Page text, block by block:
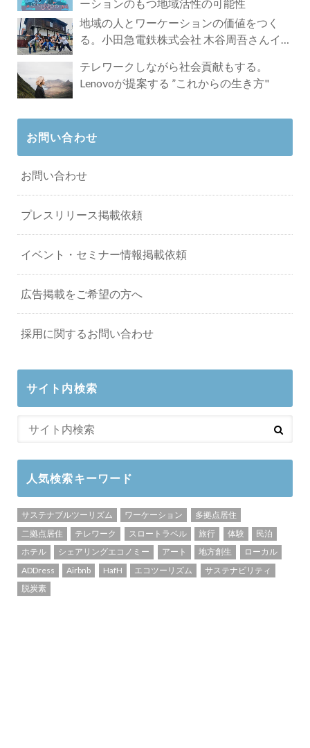
ーションのもつ地域活性の可能性
地域の人とワーケーションの価値をつく
る。小田急電鉄株式会社 木谷周吾さんイン
テレワークしながら社会貢献もする。
Lenovoが提案する ”これからの生き方"
お問い合わせ
お問い合わせ
プレスリリース掲載依頼
イベント・セミナー情報掲載依頼
広告掲載をご希望の方へ
採用に関するお問い合わせ
サイト内検索
人気検索キーワード
サステナブルツーリズム ワーケーション
多拠点居住
二拠点居住
テレワーク スロートラベル 旅行 体験
民泊
ホテル
シェアリングエコノミー アート 地方創生
ローカル
ADDress
Airbnb HafH エコツーリズム
サステナビリティ
脱炭素